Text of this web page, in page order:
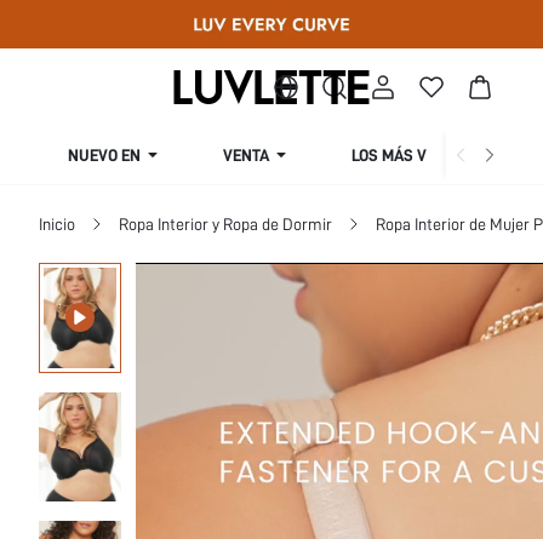
NUEVO EN VENTA LOS MÁS VENDIDOS
Inicio Ropa Interior y Ropa de Dormir Ropa Interior de Mujer